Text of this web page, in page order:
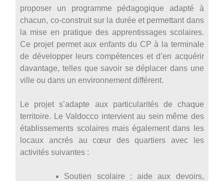
proposer un programme pédagogique adapté à
chacun, co-construit sur la durée et permettant dans
la mise en pratique des apprentissages scolaires.
Ce projet permet aux enfants du CP à la terminale
de développer leurs compétences et d’en acquérir
davantage, telles que savoir se déplacer dans une
ville ou dans un environnement différent.
Le projet s’adapte aux particularités de chaque
territoire. Le Valdocco intervient au sein même des
établissements scolaires mais également dans les
locaux ancrés au cœur des quartiers avec les
activités suivantes :
Soutien scolaire : aide aux devoirs,